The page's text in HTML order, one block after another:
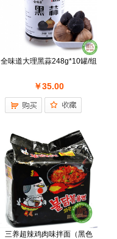
全味道大理黑蒜248g*10罐/组
￥35.00
三养超辣鸡肉味拌面（黑色